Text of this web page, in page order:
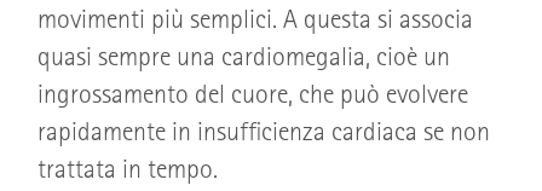
movimenti più semplici. A questa si associa
quasi sempre una cardiomegalia, cioè un
ingrossamento del cuore, che può evolvere
rapidamente in insufficienza cardiaca se non
trattata in tempo.